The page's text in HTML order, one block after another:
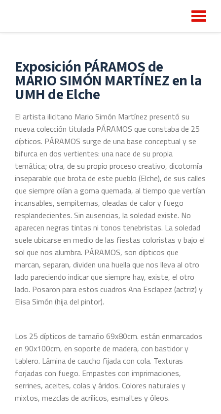
Exposición PÁRAMOS de
MARIO SIMÓN MARTÍNEZ en la
UMH de Elche
El artista ilicitano Mario Simón Martínez presentó su
nueva colección titulada PÁRAMOS que constaba de 25
dípticos. PÁRAMOS surge de una base conceptual y se
bifurca en dos vertientes: una nace de su propia
temática; otra, de su propio proceso creativo, dicotomía
inseparable que brota de este pueblo (Elche), de sus calles
que siempre olían a goma quemada, al tiempo que vertían
incansables, sempiternas, oleadas de calor y fuego
resplandecientes. Sin ausencias, la soledad existe. No
aparecen negras tintas ni tonos tenebristas. La soledad
suele ubicarse en medio de las fiestas coloristas y bajo el
sol que nos alumbra. PÁRAMOS, son dípticos que
marcan, separan, dividen una huella que nos lleva al otro
lado pareciendo indicar que siempre hay, existe, el otro
lado. Posaron para estos cuadros Ana Esclapez (actriz) y
Elisa Simón (hija del pintor).
Los 25 dípticos de tamaño 69x80cm. están enmarcados
en 90x100cm, en soporte de madera, con bastidor y
tablero. Lámina de caucho fijada con cola. Texturas
forjadas con fuego. Empastes con imprimaciones,
serrines, aceites, colas y áridos. Colores naturales y
mixtos, mezclas de acrílicos, esmaltes y óleos.